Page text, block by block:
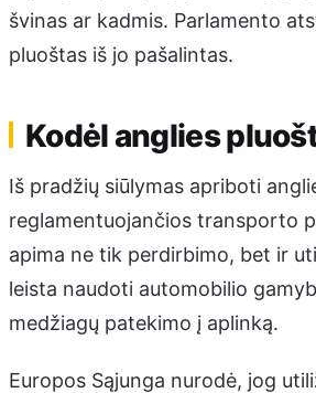
švinas ar kadmis. Parlamento
pluoštas iš jo pašalintas.
Kodėl anglies
Iš pradžių siūlymas apriboti
reglamentuojančios transporto
apima ne tik perdirbimo, bet ir
leista naudoti automobilio
medžiagų patekimo į aplinką.
Europos Sąjunga nurodė, jog